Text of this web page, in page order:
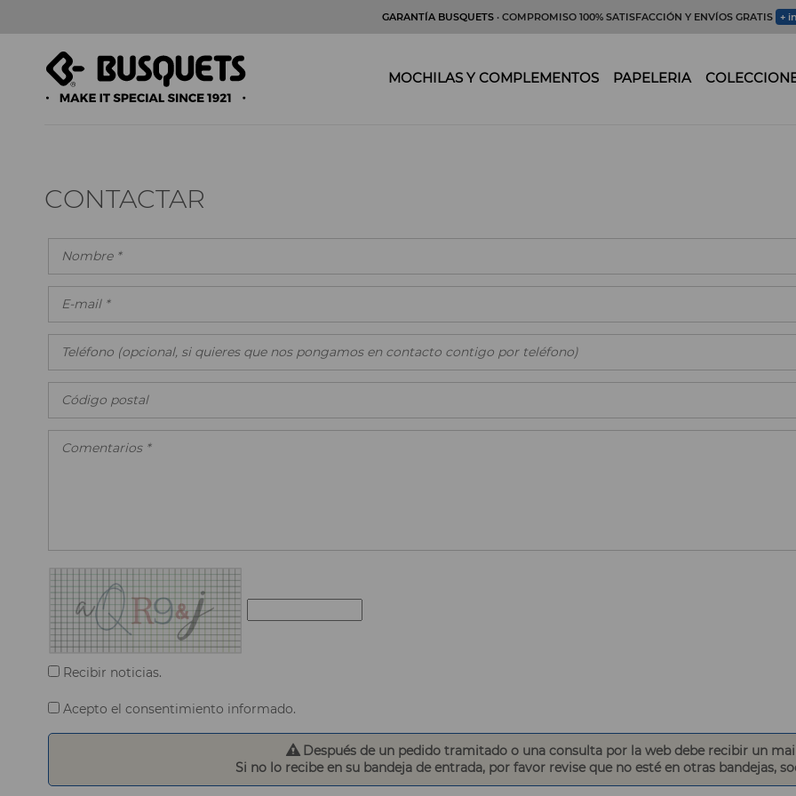
GARANTÍA BUSQUETS · COMPROMISO 100% SATISFACCIÓN Y ENVÍOS GRATIS +
MOCHILAS Y COMPLEMENTOS PAPELERIA
CONTACTAR
Recibir noticias.
Acepto el consentimiento informado.
Después de un pedido tramitado o una consulta por la web debe recibir un
Si no lo recibe en su bandeja de entrada, por favor revise que no esté en otras bandejas,